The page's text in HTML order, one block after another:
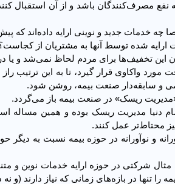
مصرف‌کنندگان باشد و از آن استقبال
مورد واکاوی قرار گیرد، تا به این
و سابقه‌دار صنعت بیمه، روشن شود.
ریسک» در صنعت بیمه باز می‌گردد.
دنیا مدیریت ریسک بوده و همین
محتاط‌تر عمل کنند.
و نوآورانه در حوزه بیمه نسبت به
شرکتی در حوزه ارایه خدمات نوین و
را تنها در بازه‌های زمانی که نیاز دارند (و